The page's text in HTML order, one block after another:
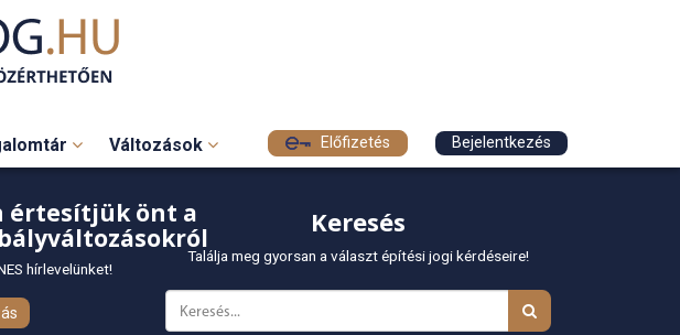
Változások Előfizetés Bejelentkezés
értesítjük önt a
hírlevelünket!
Keresés
Találja meg gyorsan a választ építési jogi kérdéseire!